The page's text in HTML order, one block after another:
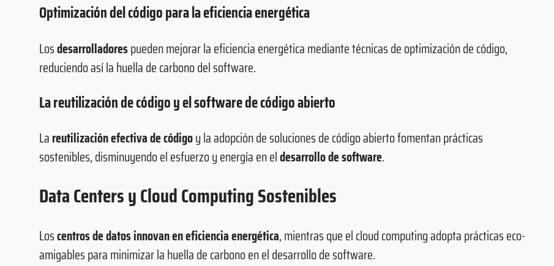
Optimización del código para la eficiencia energética
Losdesarrolladorespueden mejorar la eficiencia energética mediante técnicas de optimización de código,
reduciendo así la huella de carbono del software.
La reutilización de código y el software de código abierto
Lareutilización efectiva de códigoy la adopción de soluciones de código abierto fomentan prácticas
sostenibles, disminuyendo el esfuerzo y energía en eldesarrollo de software.
Data Centers y Cloud Computing Sostenibles
Loscentros de datos innovan en eficiencia energética, mientras que el cloud computing adopta prácticas eco-
amigables para minimizar la huella de carbono en el desarrollo de software.